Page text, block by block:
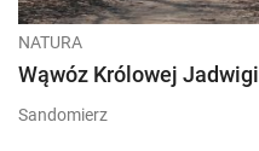
NATURA
Wąwóz Królowej Jadwigi
Sandomierz